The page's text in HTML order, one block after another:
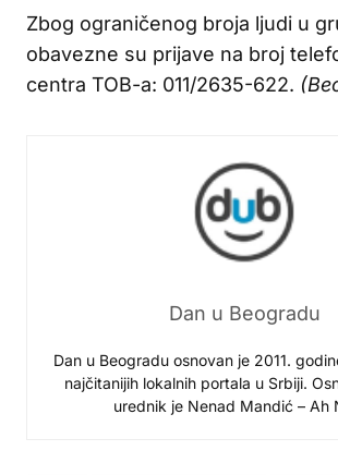
Zbog ograničenog broja ljudi u
obavezne su prijave na broj
centra TOB-a: 011/2635-622.
Dan u Beogradu
Dan u Beogradu osnovan je 2011.
najčitanijih lokalnih portala u Srbiji.
urednik je Nenad Mandić – Ah